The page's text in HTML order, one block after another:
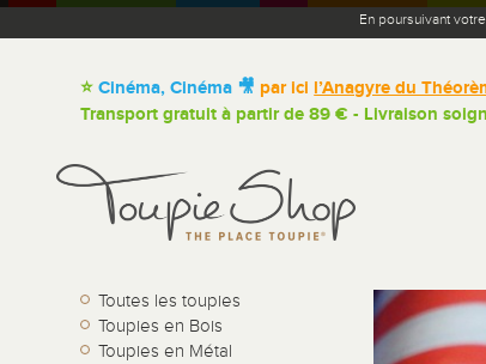
En poursuivant
⭐Cinéma, Cinéma 🎥 par ici l’Anagyre du
Transport gratuit à partir de 89 € - Livraison
Toutes les toupies
Toupies en Bois
Toupies en Métal